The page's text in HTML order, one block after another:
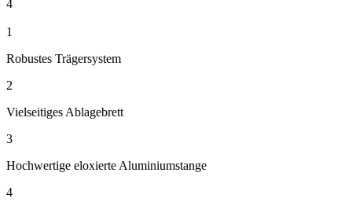
4
1
Robustes Trägersystem
2
Vielseitiges Ablagebrett
3
Hochwertige eloxierte Aluminiumstange
4